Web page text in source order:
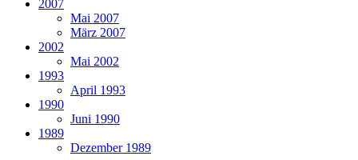
2007
Mai 2007
März 2007
2002
Mai 2002
1993
April 1993
1990
Juni 1990
1989
Dezember 1989